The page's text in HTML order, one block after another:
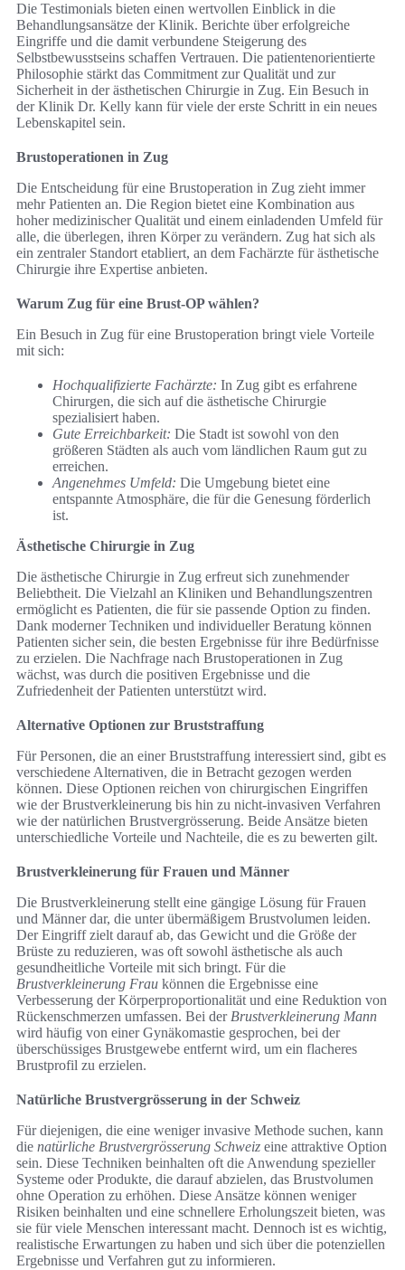
Die Testimonials bieten einen wertvollen Einblick in die
Behandlungsansätze der Klinik. Berichte über erfolgreiche
Eingriffe und die damit verbundene Steigerung des
Selbstbewusstseins schaffen Vertrauen. Die patientenorientierte
Philosophie stärkt das Commitment zur Qualität und zur
Sicherheit in der ästhetischen Chirurgie in Zug. Ein Besuch in
der Klinik Dr. Kelly kann für viele der erste Schritt in ein neues
Lebenskapitel sein.
Brustoperationen in Zug
Die Entscheidung für eine Brustoperation in Zug zieht immer
mehr Patienten an. Die Region bietet eine Kombination aus
hoher medizinischer Qualität und einem einladenden Umfeld für
alle, die überlegen, ihren Körper zu verändern. Zug hat sich als
ein zentraler Standort etabliert, an dem Fachärzte für ästhetische
Chirurgie ihre Expertise anbieten.
Warum Zug für eine Brust-OP wählen?
Ein Besuch in Zug für eine Brustoperation bringt viele Vorteile
mit sich:
Hochqualifizierte Fachärzte: In Zug gibt es erfahrene
Chirurgen, die sich auf die ästhetische Chirurgie
spezialisiert haben.
Gute Erreichbarkeit: Die Stadt ist sowohl von den
größeren Städten als auch vom ländlichen Raum gut zu
erreichen.
Angenehmes Umfeld: Die Umgebung bietet eine
entspannte Atmosphäre, die für die Genesung förderlich
ist.
Ästhetische Chirurgie in Zug
Die ästhetische Chirurgie in Zug erfreut sich zunehmender
Beliebtheit. Die Vielzahl an Kliniken und Behandlungszentren
ermöglicht es Patienten, die für sie passende Option zu finden.
Dank moderner Techniken und individueller Beratung können
Patienten sicher sein, die besten Ergebnisse für ihre Bedürfnisse
zu erzielen. Die Nachfrage nach Brustoperationen in Zug
wächst, was durch die positiven Ergebnisse und die
Zufriedenheit der Patienten unterstützt wird.
Alternative Optionen zur Bruststraffung
Für Personen, die an einer Bruststraffung interessiert sind, gibt es
verschiedene Alternativen, die in Betracht gezogen werden
können. Diese Optionen reichen von chirurgischen Eingriffen
wie der Brustverkleinerung bis hin zu nicht-invasiven Verfahren
wie der natürlichen Brustvergrösserung. Beide Ansätze bieten
unterschiedliche Vorteile und Nachteile, die es zu bewerten gilt.
Brustverkleinerung für Frauen und Männer
Die Brustverkleinerung stellt eine gängige Lösung für Frauen
und Männer dar, die unter übermäßigem Brustvolumen leiden.
Der Eingriff zielt darauf ab, das Gewicht und die Größe der
Brüste zu reduzieren, was oft sowohl ästhetische als auch
gesundheitliche Vorteile mit sich bringt. Für die
Brustverkleinerung Frau können die Ergebnisse eine
Verbesserung der Körperproportionalität und eine Reduktion von
Rückenschmerzen umfassen. Bei der Brustverkleinerung Mann
wird häufig von einer Gynäkomastie gesprochen, bei der
überschüssiges Brustgewebe entfernt wird, um ein flacheres
Brustprofil zu erzielen.
Natürliche Brustvergrösserung in der Schweiz
Für diejenigen, die eine weniger invasive Methode suchen, kann
die natürliche Brustvergrösserung Schweiz eine attraktive Option
sein. Diese Techniken beinhalten oft die Anwendung spezieller
Systeme oder Produkte, die darauf abzielen, das Brustvolumen
ohne Operation zu erhöhen. Diese Ansätze können weniger
Risiken beinhalten und eine schnellere Erholungszeit bieten, was
sie für viele Menschen interessant macht. Dennoch ist es wichtig,
realistische Erwartungen zu haben und sich über die potenziellen
Ergebnisse und Verfahren gut zu informieren.